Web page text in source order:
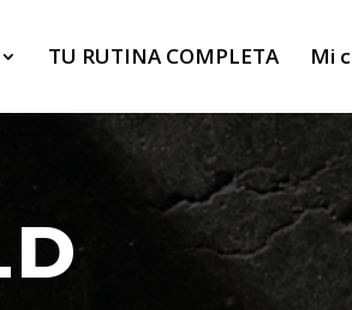
TU RUTINA COMPLETA Mi